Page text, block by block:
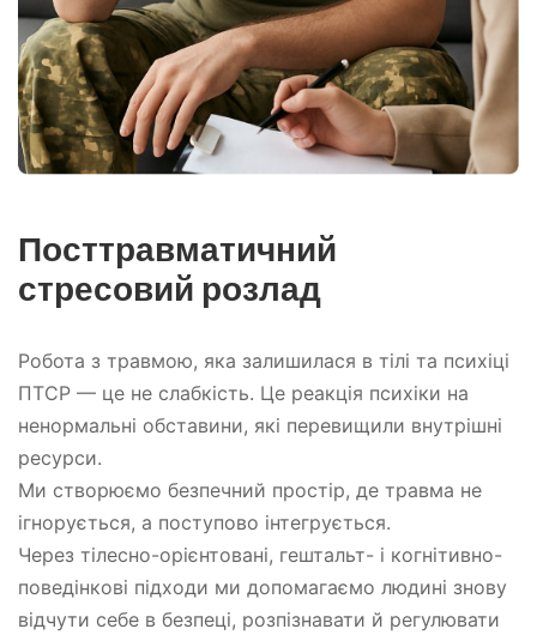
Посттравматичний
стресовий розлад
Робота з травмою, яка залишилася в тілі та психіці
ПТСР — це не слабкість. Це реакція психіки на
ненормальні обставини, які перевищили внутрішні
ресурси.
Ми створюємо безпечний простір, де травма не
ігнорується, а поступово інтегрується.
Через тілесно-орієнтовані, гештальт- і когнітивно-
поведінкові підходи ми допомагаємо людині знову
відчути себе в безпеці, розпізнавати й регулювати